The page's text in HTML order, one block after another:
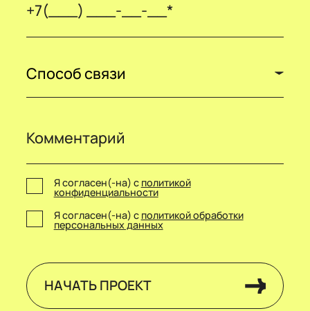
Способ связи
Я согласен(-на) с политикой
конфиденциальности
Я согласен(-на) с политикой обработки
персональных данных
НАЧАТЬ ПРОЕКТ